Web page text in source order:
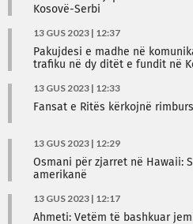
Kosovë-Serbi
13 GUS 2023 | 12:37
Pakujdesi e madhe në
trafiku në dy ditët e fundit në
13 GUS 2023 | 12:33
Fansat e Ritës kërkojnë
13 GUS 2023 | 12:29
Osmani për zjarret në Hawaii:
amerikanë
13 GUS 2023 | 12:17
Ahmeti: Vetëm të bashkuar